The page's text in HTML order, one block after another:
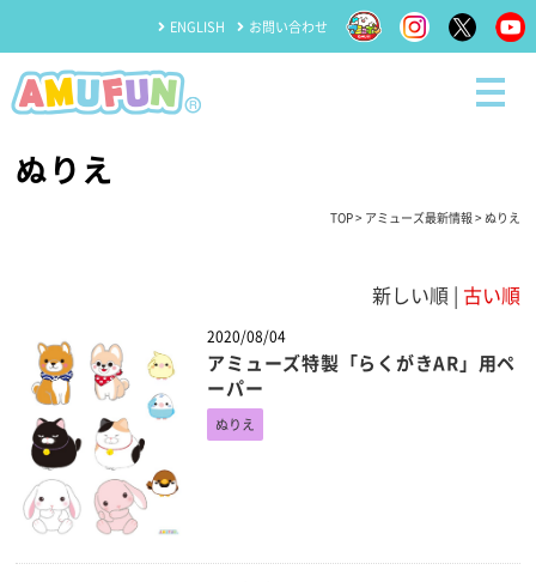
ENGLISH お問い合わせ
ぬりえ
TOP> アミューズ最新情報> ぬりえ
新しい順 | 古い順
2020/08/04
アミューズ特製「らくがきAR」用ペ
ーパー
ぬりえ